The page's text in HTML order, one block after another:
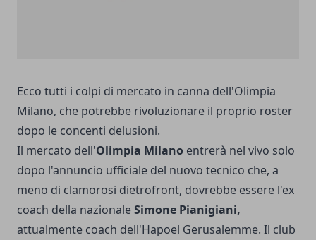
Ecco tutti i colpi di mercato in canna dell'Olimpia
Milano, che potrebbe rivoluzionare il proprio roster
dopo le concenti delusioni.
Il mercato dell'Olimpia Milano entrerà nel vivo solo
dopo l'annuncio ufficiale del nuovo tecnico che, a
meno di clamorosi dietrofront, dovrebbe essere l'ex
coach della nazionaleSimone Pianigiani,
attualmente coach dell'Hapoel Gerusalemme. Il club